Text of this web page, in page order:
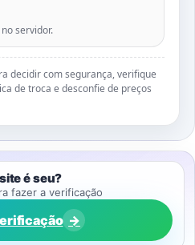
servidor.
decidir com segurança, verifique
de troca e desconfie de preços
é seu?
fazer a verificação
→